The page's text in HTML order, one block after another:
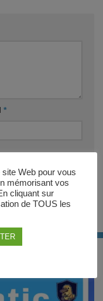
*
Web pour vous
mémorisant vos
cliquant sur
de TOUS les